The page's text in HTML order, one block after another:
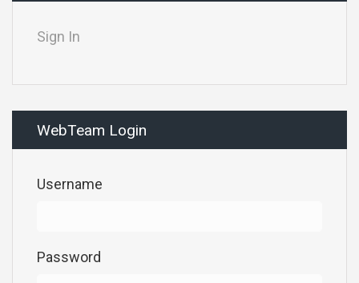
Sign In
WebTeam Login
Username
Password